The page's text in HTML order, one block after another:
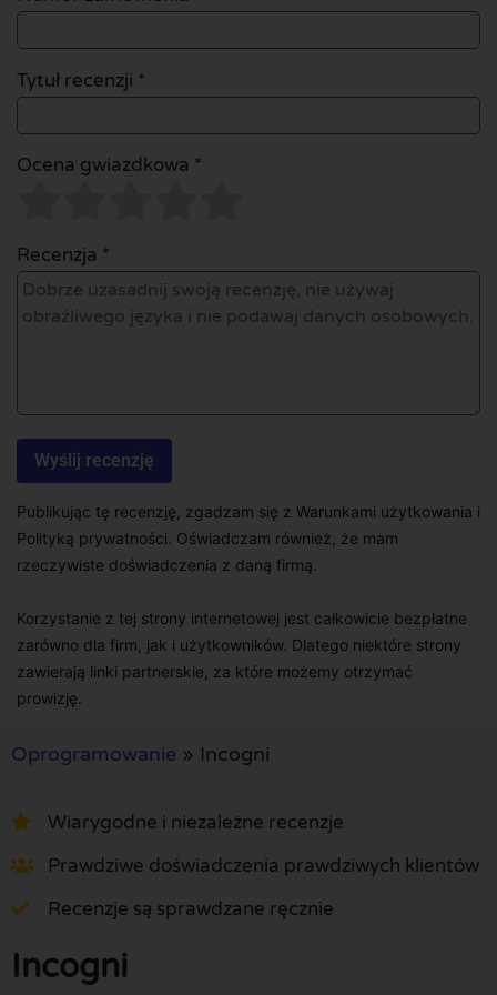
Tytuł recenzji *
Ocena gwiazdkowa *
Recenzja *
Publikując tę recenzję, zgadzam się z Warunkami użytkowania i
Polityką prywatności. Oświadczam również, że mam
rzeczywiste doświadczenia z daną firmą.
Korzystanie z tej strony internetowej jest całkowicie bezpłatne
zarówno dla firm, jak i użytkowników. Dlatego niektóre strony
zawierają linki partnerskie, za które możemy otrzymać
prowizję.
Oprogramowanie » Incogni
Wiarygodne i niezależne recenzje
Prawdziwe doświadczenia prawdziwych klientów
Recenzje są sprawdzane ręcznie
Incogni